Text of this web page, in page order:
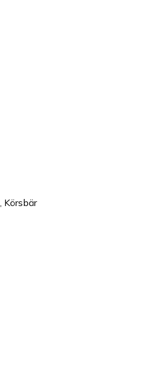
Körsbär